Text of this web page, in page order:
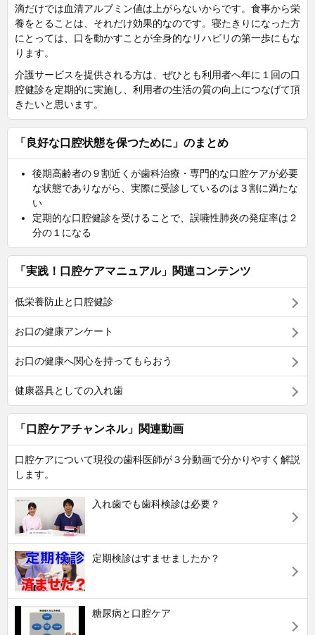
滴だけでは血清アルブミン値は上がらないからです。食事から栄
養をとることは、それだけ効果的なのです。寝たきりになった方
にとっては、口を動かすことが全身的なリハビリの第一歩にもな
ります。
介護サービスを提供される方は、ぜひとも利用者へ年に１回の口
腔健診を定期的に実施し、利用者の生活の質の向上につなげて頂
きたいと思います。
「良好な口腔状態を保つために」のまとめ
後期高齢者の９割近くが歯科治療・専門的な口腔ケアが必要
な状態でありながら、実際に受診しているのは３割に満たな
い
定期的な口腔健診を受けることで、誤嚥性肺炎の発症率は２
分の１になる
「実践！口腔ケアマニュアル」関連コンテンツ
低栄養防止と口腔健診
お口の健康アンケート
お口の健康へ関心を持ってもらおう
健康器具としての入れ歯
「口腔ケアチャンネル」関連動画
口腔ケアについて現役の歯科医師が３分動画で分かりやすく解説
します。
入れ歯でも歯科検診は必要？
定期検診はすませましたか？
糖尿病と口腔ケア